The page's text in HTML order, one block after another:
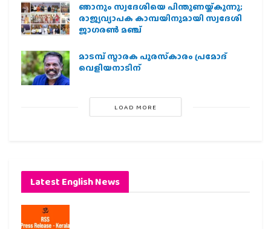
ഞാനും സ്വദേശിയെ പിന്തുണയ്ക്കുന്നു;
രാജ്യവ്യാപക കാമ്പയിനുമായി സ്വദേശി
ജാഗരണ്‍ മഞ്ച്
മാടമ്പ് സ്മാരക പുരസ്‌കാരം പ്രമോദ്
വെളിയനാടിന്
LOAD MORE
Latest English News